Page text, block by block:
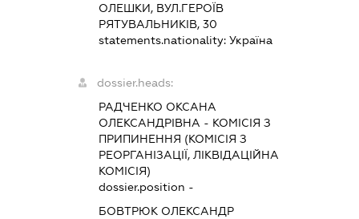
ОЛЕШКИ, ВУЛ.ГЕРОЇВ
РЯТУВАЛЬНИКІВ, 30
statements.nationality: Україна
dossier.heads:
РАДЧЕНКО ОКСАНА
ОЛЕКСАНДРІВНА - КОМІСІЯ З
ПРИПИНЕННЯ (КОМІСІЯ З
РЕОРГАНІЗАЦІЇ, ЛІКВІДАЦІЙНА
КОМІСІЯ)
dossier.position -
БОВТРЮК ОЛЕКСАНДР